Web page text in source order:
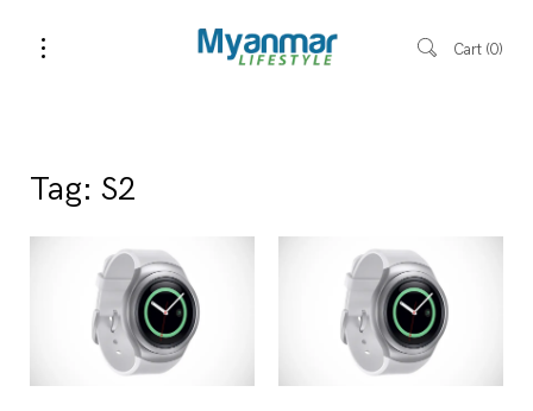
Cart 0
Tag: S2